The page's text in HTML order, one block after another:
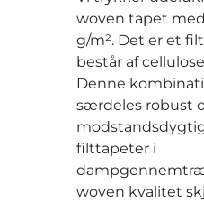
woven tapet
g/m². Det er et
består af
Denne
særdeles robust
filttapeter i
woven kvalitet